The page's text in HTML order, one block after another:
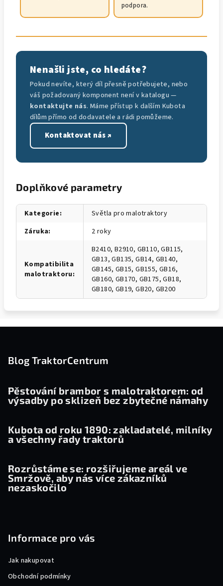
podpora.
Nenašli jste, co hledáte?
Pokud nevíte, který díl přesně potřebujete, nebo
váš požadovaný komponent není v katalogu —
kontaktujte nás. Máme přístup k dalším Kubota
dílům přímo od dodavatele a rádi pomůžeme.
Kontaktovat nás ↗
Doplňkové parametry
Kategorie:
Světla pro malotraktory
Záruka: 2 roky
Kompatibilita
malotraktoru:
B2410, B2910, GB110, GB115,
GB13, GB135, GB14, GB140,
GB145, GB15, GB155, GB16,
GB160, GB170, GB175, GB18,
GB180, GB19, GB20, GB200
Blog TraktorCentrum
Pěstování brambor s malotraktorem: od
výsadby po sklizeň bez zbytečné námahy
Kubota od roku 1890: zakladatelé, milníky
a všechny řady traktorů
Rozrůstáme se: rozšiřujeme areál ve
Smržově, aby nás více zákazníků
nezaskočilo
Informace pro vás
Jak nakupovat
Obchodní podmínky